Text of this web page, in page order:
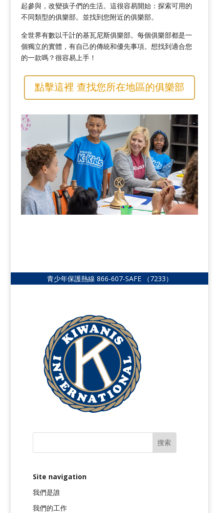
起參與，改變孩子們的生活。這很容易開始：探索可用的
不同類型的俱樂部。並找到您附近的俱樂部。
全世界有數以千計的基瓦尼斯俱樂部。每個俱樂部都是一
個獨立的實體，有自己的傳統和優先事項。想找到適合您
的一款嗎？很容易上手！
點擊這裡 查找您所在地區的俱樂部
青少年保護熱線 866-607-SAFE （7233）
Site navigation
我們是誰
我們的工作